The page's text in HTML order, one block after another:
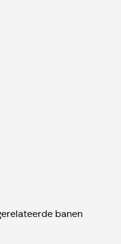
banen